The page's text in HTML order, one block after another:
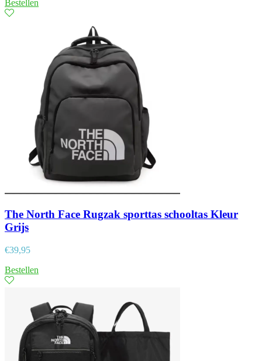
Bestellen
The North Face Rugzak sporttas schooltas Kleur
Grijs
€39,95
Bestellen